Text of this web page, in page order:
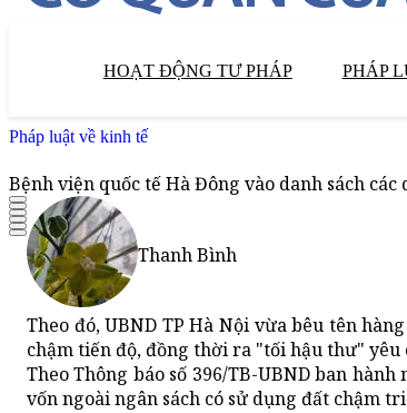
HOẠT ĐỘNG TƯ PHÁP PHÁP
Pháp luật về kinh tế
Bệnh viện quốc tế Hà Đông vào danh sách
Thanh Bình
Theo đó, UBND TP Hà Nội vừa bêu tên
chậm tiến độ, đồng thời ra "tối hậu thư" yêu
Theo Thông báo số 396/TB-UBND ban
vốn ngoài ngân sách có sử dụng đất chậm